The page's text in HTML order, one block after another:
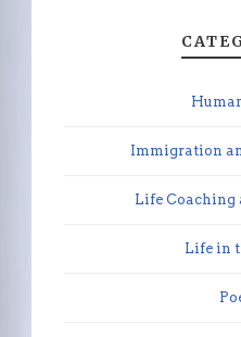
Immigration
Life Coaching
Life in